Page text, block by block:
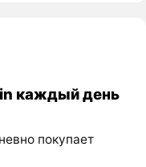
каждый день
покупает